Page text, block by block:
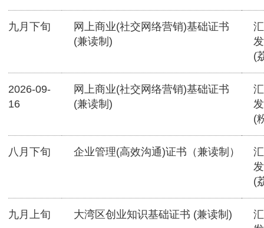
九月下旬
网上商业(社交网络营销)基础证书
(兼读制)
(
2026-09-
16
网上商业(社交网络营销)基础证书
(兼读制)
(
八月下旬 企业管理(高效沟通)证书（兼读制）
(
九月上旬 大湾区创业知识基础证书 (兼读制)